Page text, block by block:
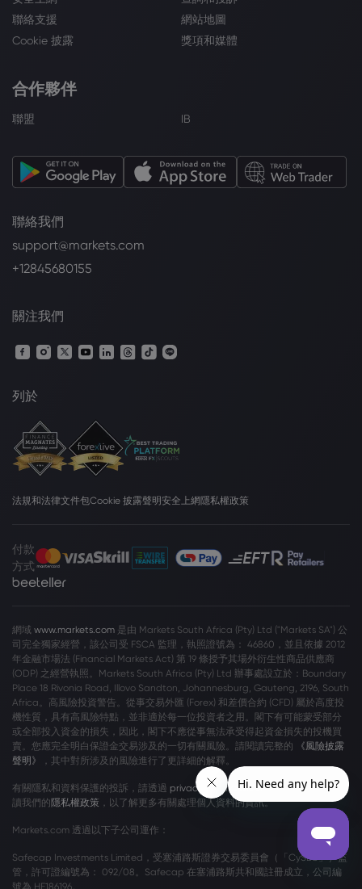
聯絡支援
網站地圖
Cookie 披露
獎項和媒體
合作夥伴
聯盟 IB
聯絡我們
support@markets.com
+12845680155
關注我們
列於
法規和法律文件包Cookie 披露聲明安全上網隱私權政策
付款
方式
網域 www.markets.com 是由 Markets South Africa (Pty) Ltd ("Markets SA") 公
司完全獨家經營，該公司受 FSCA 監理，執照證號為： 46860，並且依據 2012
年金融市場法 (Financial Markets Act) 第 19 條授予其場外衍生性商品供應商
(ODP) 之經營執照。Markets South Africa (Pty) Ltd 辦事處設立於：Boundary
Place 18 Rivonia Road, Illovo Sandton, Johannesburg, Gauteng, 2196, South
Africa。高風險投資警告。從事交易外匯 (Forex) 和差價合約 (CFD) 屬於高度投
機性質，具有高風險特點，並非適於每一位投資者之用。閣下有可能蒙受部分
或全部投入資金的損失，因此，閣下不應從事無法承受得起資金損失的投機買
賣。您應完全明白保證金交易涉及的一切有關風險。請閱讀完整的
《風險披露
聲明》
，其中對所涉及的風險進行了更詳細的解釋。
有關隱私和資料保護的投訴，請透過 privacy@markets.com與我們聯絡。請閱
讀我們的隱私權政策 ，以了解更多有關處理個人資料的資訊。
Markets.com 透過以下子公司運作：
Safecap Investments Limited，受塞浦路斯證券交易委員會（「CySEC」）監
管，許可證編號為： 092/08。Safecap 在塞浦路斯共和國註冊成立，公司編
號為 HE186196。